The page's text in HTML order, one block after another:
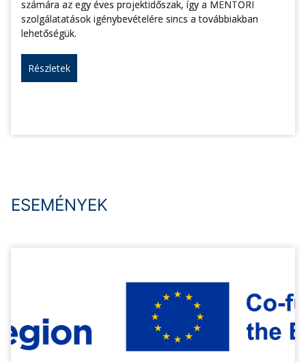
számára az egy éves projektidőszak, így a MENTORI
szolgálatatások igénybevételére sincs a továbbiakban
lehetőségük.
Részletek
ESEMÉNYEK